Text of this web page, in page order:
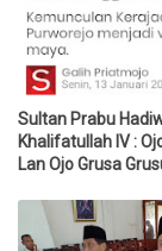
Sultan Prabu
Khalifatullah IV :
Lan Ojo Grusa